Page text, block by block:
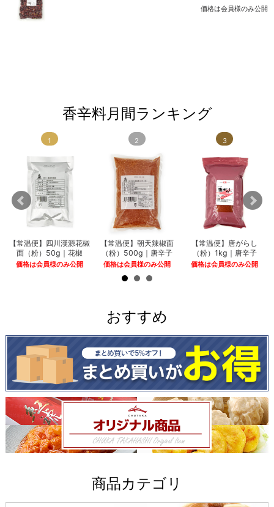
価格は会員様のみ公開
香辛料月間ランキング
1
【常温便】四川漢源花椒
面（粉）50g｜花椒
価格は会員様のみ公開
2
【常温便】朝天辣椒面
（粉）500g｜唐辛子
価格は会員様のみ公開
3
【常温便】唐がらし
（粉）1kg｜唐辛子
価格は会員様のみ公開
おすすめ
商品カテゴリ